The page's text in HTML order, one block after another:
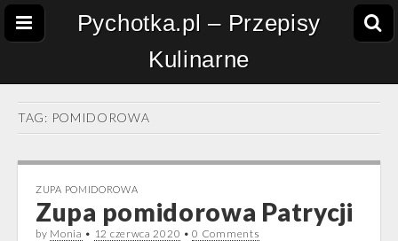
Pychotka.pl – Przepisy
Kulinarne
TAG: POMIDOROWA
ZUPA POMIDOROWA
Zupa pomidorowa Patrycji
by Monia • 12 czerwca 2020 •0 Comments